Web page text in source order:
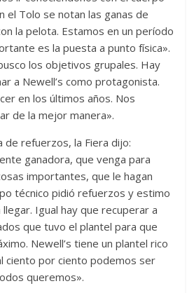
el Tolo se notan las ganas de
la pelota. Estamos en un período
es la puesta a punto física».
los objetivos grupales. Hay
a Newell’s como protagonista.
en los últimos años. Nos
de la mejor manera».
de refuerzos, la Fiera dijo:
ganadora, que venga para
importantes, que le hagan
técnico pidió refuerzos y estimo
Igual hay que recuperar a
que tuvo el plantel para que
Newell’s tiene un plantel rico
ciento por ciento podemos ser
queremos».